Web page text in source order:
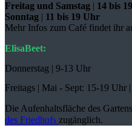
Freitag und Samstag | 14 bis
Sonntag | 11 bis 19 Uhr
Mehr Infos zum Café findet ihr
ElisaBeet:
Donnerstag | 9-13 Uhr
Freitags | Mai - Sept: 15-19 Uhr |
Die Aufenhaltsfläche des
des Friedhofs zugänglich.